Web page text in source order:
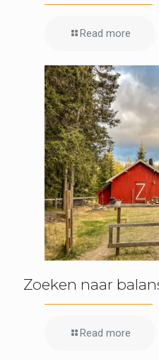
Read more
Zoeken naar
Read more